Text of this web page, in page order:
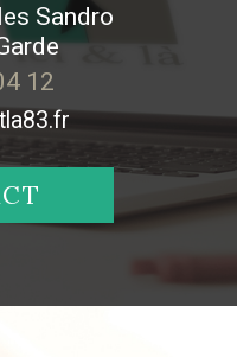
Sandro
12